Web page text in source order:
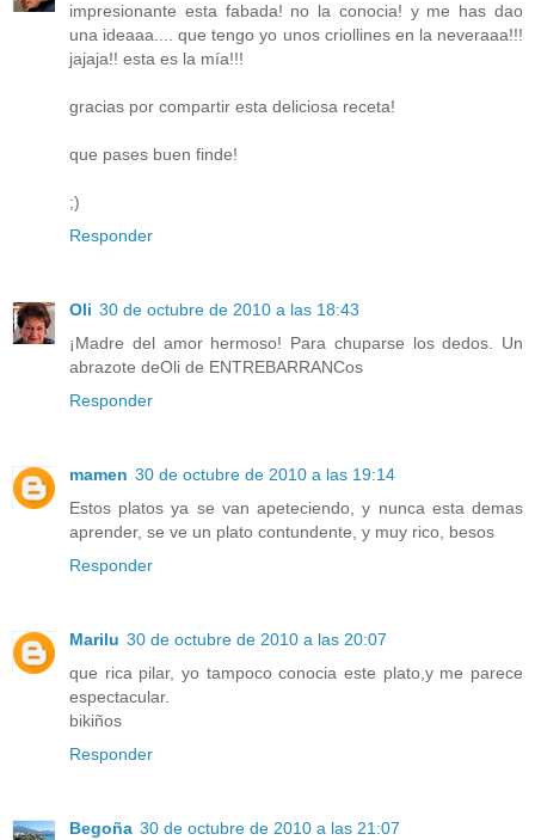
impresionante esta fabada! no la conocia! y me has dao
una ideaaa.... que tengo yo unos criollines en la neveraaa!!!
jajaja!! esta es la mía!!!
gracias por compartir esta deliciosa receta!
que pases buen finde!
;)
Responder
Oli 30 de octubre de 2010 a las 18:43
¡Madre del amor hermoso! Para chuparse los dedos. Un
abrazote deOli de ENTREBARRANCos
Responder
mamen 30 de octubre de 2010 a las 19:14
Estos platos ya se van apeteciendo, y nunca esta demas
aprender, se ve un plato contundente, y muy rico, besos
Responder
Marilu 30 de octubre de 2010 a las 20:07
que rica pilar, yo tampoco conocia este plato,y me parece
espectacular.
bikiños
Responder
Begoña 30 de octubre de 2010 a las 21:07